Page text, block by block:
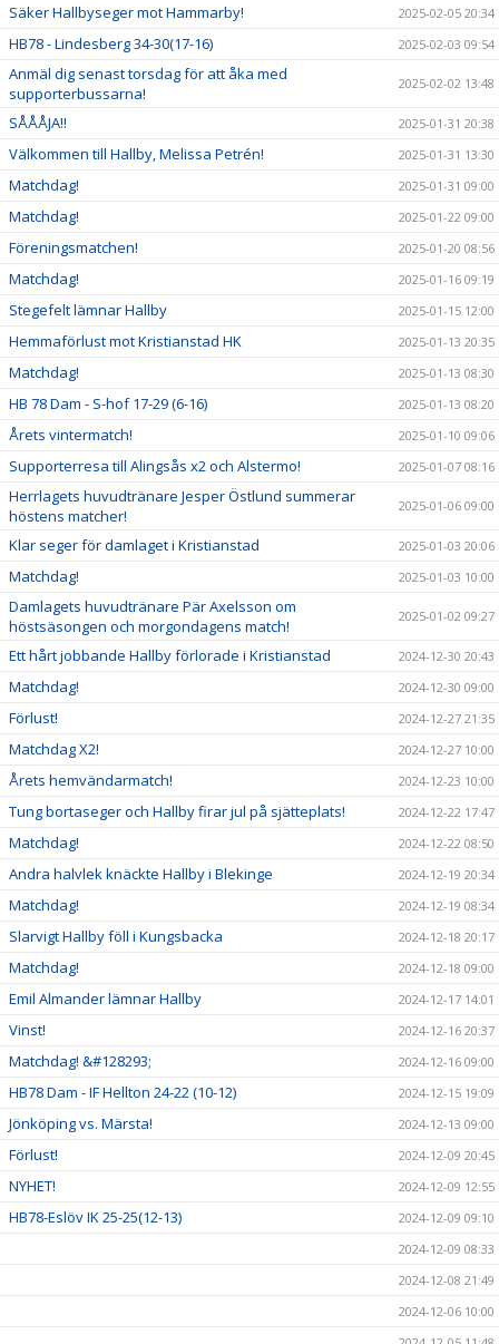
Säker Hallbyseger mot Hammarby! 2025-02-05 20:34
HB78 - Lindesberg 34-30(17-16) 2025-02-03 09:54
Anmäl dig senast torsdag för att åka med
supporterbussarna!
2025-02-02 13:48
SÅÅÅJA!! 2025-01-31 20:38
Välkommen till Hallby, Melissa Petrén! 2025-01-31 13:30
Matchdag! 2025-01-31 09:00
Matchdag! 2025-01-22 09:00
Föreningsmatchen! 2025-01-20 08:56
Matchdag! 2025-01-16 09:19
Stegefelt lämnar Hallby 2025-01-15 12:00
Hemmaförlust mot Kristianstad HK 2025-01-13 20:35
Matchdag! 2025-01-13 08:30
HB 78 Dam - S-hof 17-29 (6-16) 2025-01-13 08:20
Årets vintermatch! 2025-01-10 09:06
Supporterresa till Alingsås x2 och Alstermo! 2025-01-07 08:16
Herrlagets huvudtränare Jesper Östlund summerar
höstens matcher!
2025-01-06 09:00
Klar seger för damlaget i Kristianstad 2025-01-03 20:06
Matchdag! 2025-01-03 10:00
Damlagets huvudtränare Pär Axelsson om
höstsäsongen och morgondagens match!
2025-01-02 09:27
Ett hårt jobbande Hallby förlorade i Kristianstad 2024-12-30 20:43
Matchdag! 2024-12-30 09:00
Förlust! 2024-12-27 21:35
Matchdag X2! 2024-12-27 10:00
Årets hemvändarmatch! 2024-12-23 10:00
Tung bortaseger och Hallby firar jul på sjätteplats! 2024-12-22 17:47
Matchdag! 2024-12-22 08:50
Andra halvlek knäckte Hallby i Blekinge 2024-12-19 20:34
Matchdag! 2024-12-19 08:34
Slarvigt Hallby föll i Kungsbacka 2024-12-18 20:17
Matchdag! 2024-12-18 09:00
Emil Almander lämnar Hallby 2024-12-17 14:01
Vinst! 2024-12-16 20:37
Matchdag! &#128293; 2024-12-16 09:00
HB78 Dam - IF Hellton 24-22 (10-12) 2024-12-15 19:09
Jönköping vs. Märsta! 2024-12-13 09:00
Förlust! 2024-12-09 20:45
NYHET! 2024-12-09 12:55
HB78-Eslöv IK 25-25(12-13)
2024-12-09 09:10
2024-12-09 08:33
2024-12-08 21:49
2024-12-06 10:00